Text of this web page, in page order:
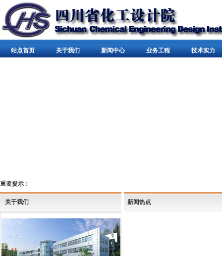
站点首页 关于我们 新闻中心 业务工程 技术实力
重要提示：
关于我们 新闻热点